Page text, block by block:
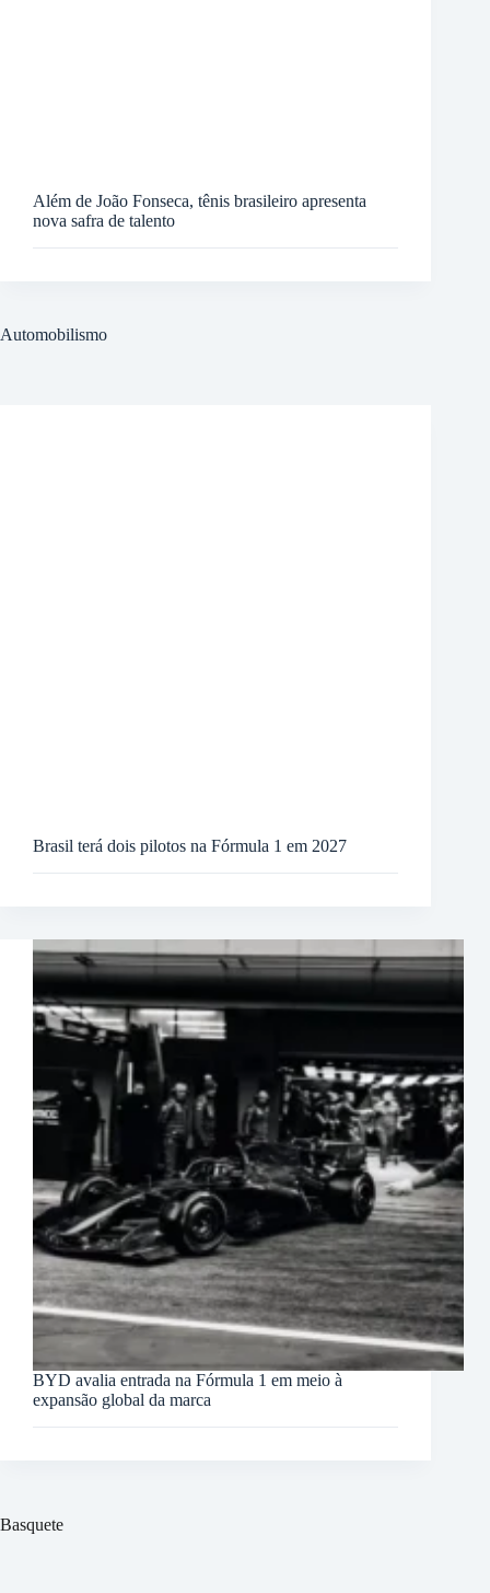
Além de João Fonseca, tênis brasileiro apresenta
nova safra de talento
Automobilismo
Brasil terá dois pilotos na Fórmula 1 em 2027
BYD avalia entrada na Fórmula 1 em meio à
expansão global da marca
Basquete